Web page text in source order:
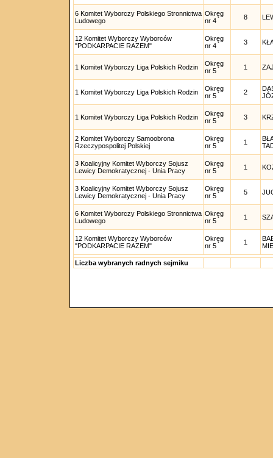
6 Komitet Wyborczy Polskiego Stronnictwa
Ludowego
Okręg
nr 4
8
12 Komitet Wyborczy Wyborców
"PODKARPACIE RAZEM"
Okręg
nr 4
3
1 Komitet Wyborczy Liga Polskich Rodzin
Okręg
nr 5
1
1 Komitet Wyborczy Liga Polskich Rodzin
Okręg
nr 5
2
1 Komitet Wyborczy Liga Polskich Rodzin
Okręg
nr 5
3
2 Komitet Wyborczy Samoobrona
Rzeczypospolitej Polskiej
Okręg
nr 5
1
3 Koalicyjny Komitet Wyborczy Sojusz
Lewicy Demokratycznej - Unia Pracy
Okręg
nr 5
1
3 Koalicyjny Komitet Wyborczy Sojusz
Lewicy Demokratycznej - Unia Pracy
Okręg
nr 5
5
6 Komitet Wyborczy Polskiego Stronnictwa
Ludowego
Okręg
nr 5
1
12 Komitet Wyborczy Wyborców
"PODKARPACIE RAZEM"
Okręg
nr 5
1
Liczba wybranych radnych sejmiku